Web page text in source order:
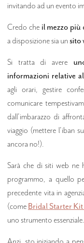
invitando ad un evento
Credo cheil mezzo più
a disposizione sia unsito
Si tratta di avere
informazioni relative
agli orari, gestire
comunicare
dall'imbarazzo di
viaggio (mettere l'iban
ancora no!).
Sarà che di siti web ne
programmo, a quello
precedente vita in
(comeBridal Starter Kit
uno strumento essenziale.